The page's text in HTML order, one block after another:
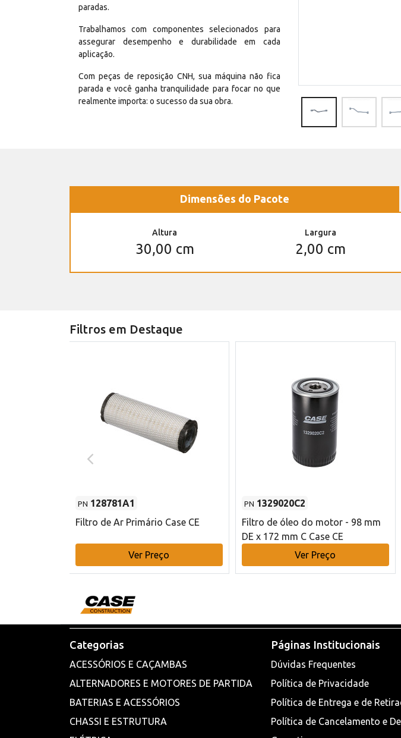
paradas.
Trabalhamos com componentes selecionados para
assegurar desempenho e durabilidade em cada
aplicação.
Com peças de reposição CNH, sua máquina não fica
parada e você ganha tranquilidade para focar no que
realmente importa: o sucesso da sua obra.
Dimensões do Pacote
Altura
30,00 cm
Largura
2,00 cm
Filtros em Destaque
PN 128781A1
Filtro de Ar Primário Case CE
Ver Preço
PN 1329020C2
Filtro de óleo do motor - 98 mm
DE x 172 mm C Case CE
Ver Preço
Categorias
ACESSÓRIOS E CAÇAMBAS
ALTERNADORES E MOTORES DE PARTIDA
BATERIAS E ACESSÓRIOS
CHASSI E ESTRUTURA
Páginas Institucionais
Dúvidas Frequentes
Política de Privacidade
Política de Entrega e de
Política de Cancelamento e